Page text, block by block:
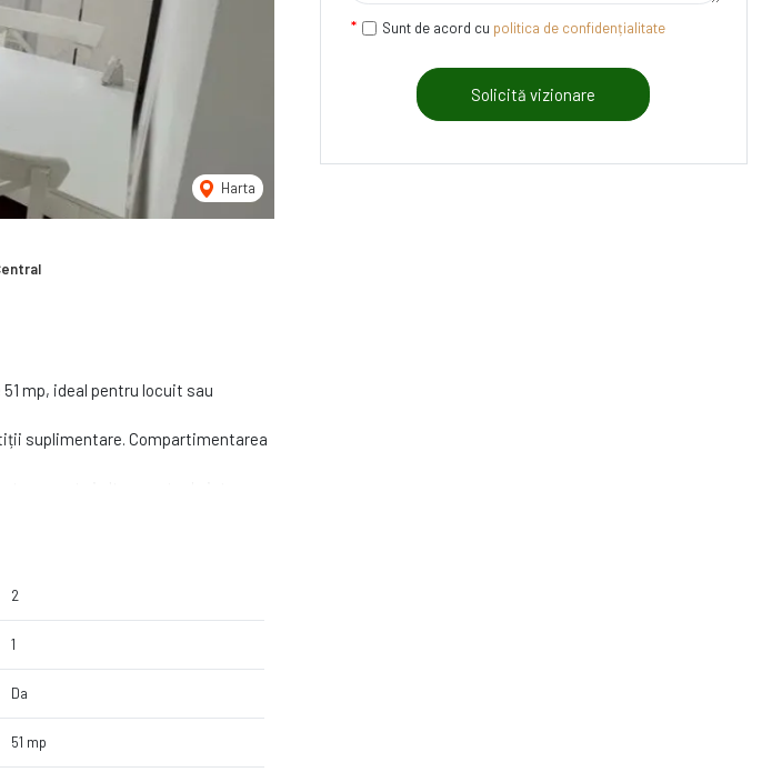
Harta
mp, ideal pentru locuit sau
suplimentare. Compartimentarea
2
1
Da
51 mp
Sunt de acord cu politica de confidențialitate
Solicită vizionare